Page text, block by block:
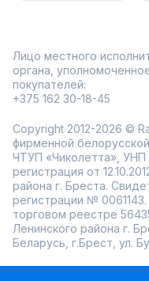
Лицо местного
органа,
покупателей:
+375 162 30-18-45
Copyright 2012-2026 ©
фирменной
ЧТУП «Чиколетта», УНП
регистрация от
района г. Бреста.
регистрации №
торговом реестре
Ленинского района г.
Беларусь, г.Брест, ул.